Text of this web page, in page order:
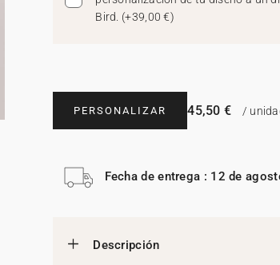
Bird. (+39,00 €)
PERSONALIZAR 45,50 € /
Fecha de entrega : 12 de
Descripción